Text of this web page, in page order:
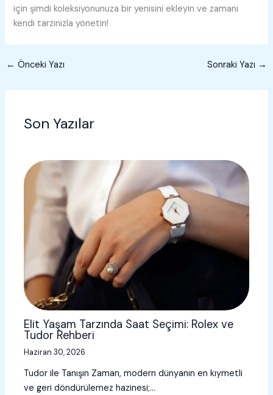
için şimdi koleksiyonunuza bir yenisini ekleyin ve zamanı
kendi tarzınızla yönetin!
← Önceki Yazı Sonraki Yazı →
Son Yazılar
Elit Yaşam Tarzında Saat Seçimi: Rolex ve
Tudor Rehberi
Haziran 30, 2026
Tudor ile Tanışın Zaman, modern dünyanın en kıymetli
ve geri döndürülemez hazinesi;…